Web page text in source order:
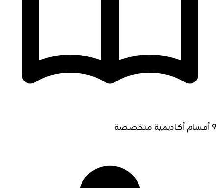
9 أقسام أكاديمية متخصصة